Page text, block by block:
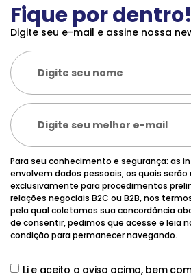
Fique por dentro!
Digite seu e-mail e assine nossa
Para seu conhecimento e segurança: as
envolvem dados pessoais, os quais serão
exclusivamente para procedimentos
relações negociais B2C ou B2B, nos termos
pela qual coletamos sua concordância
de consentir, pedimos que acesse e leia
condição para permanecer navegando.
Li e aceito o aviso acima, bem